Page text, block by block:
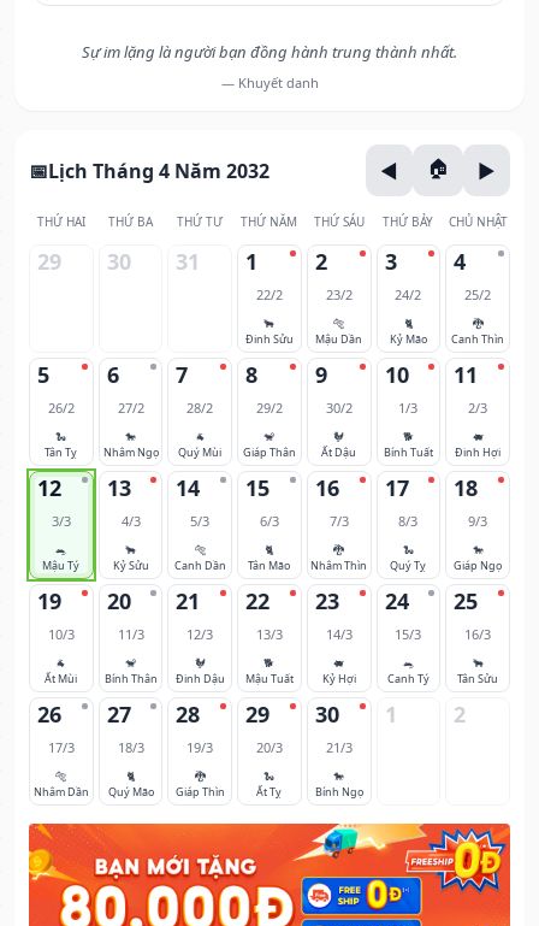
Sự im lặng là người bạn đồng hành trung thành nhất.
— Khuyết danh
Lịch Tháng 4 Năm 2032
THỨ HAI THỨ BA THỨ TƯ THỨ NĂM THỨ SÁU THỨ BẢY CHỦ NHẬT
29 30 31 1
22/2
🐂
Đinh Sửu
2
23/2
🐅
Mậu Dần
3
24/2
🐈
Kỷ Mão
4
25/2
🐉
Canh Thìn
5
26/2
🐍
Tân Tỵ
6
27/2
🐎
Nhâm Ngọ
7
28/2
🐐
Quý Mùi
8
29/2
🐒
Giáp Thân
9
30/2
🐓
Ất Dậu
10
1/3
🐕
Bính Tuất
11
2/3
🐖
Đinh Hợi
12
3/3
🐀
Mậu Tý
13
4/3
🐂
Kỷ Sửu
14
5/3
🐅
Canh Dần
15
6/3
🐈
Tân Mão
16
7/3
🐉
Nhâm Thìn
17
8/3
🐍
Quý Tỵ
18
9/3
🐎
Giáp Ngọ
19
10/3
🐐
Ất Mùi
20
11/3
🐒
Bính Thân
21
12/3
🐓
Đinh Dậu
22
13/3
🐕
Mậu Tuất
23
14/3
🐖
Kỷ Hợi
24
15/3
🐀
Canh Tý
25
16/3
🐂
Tân Sửu
26
17/3
🐅
Nhâm Dần
27
18/3
🐈
Quý Mão
28
19/3
🐉
Giáp Thìn
29
20/3
🐍
Ất Tỵ
30
21/3
🐎
Bính Ngọ
1 2